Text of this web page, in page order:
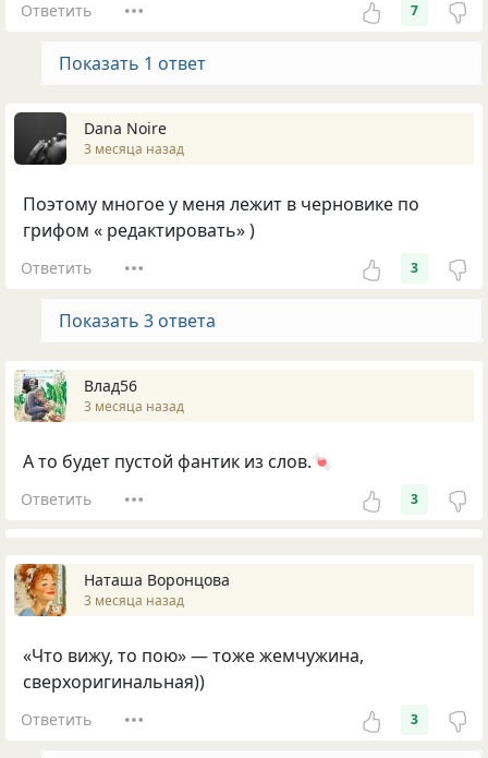
Ответить 7
Показать 1 ответ
Dana Noire
3 месяца назад
Поэтому многое у меня лежит в черновике по
грифом « редактировать» )
Ответить 3
Показать 3 ответа
Влад56
3 месяца назад
А то будет пустой фантик из слов.🍬
Ответить 3
Наташа Воронцова
3 месяца назад
«Что вижу, то пою» — тоже жемчужина,
сверхоригинальная))
Ответить 3